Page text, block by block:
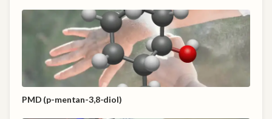
PMD (p-mentan-3,8-diol)